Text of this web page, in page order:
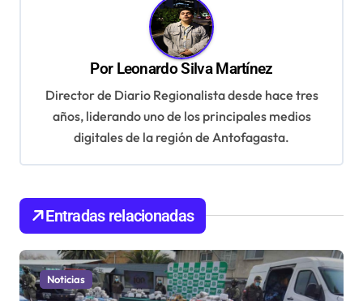
e
n
t
r
Por Leonardo Silva Martínez
Director de Diario Regionalista desde hace tres
años, liderando uno de los principales medios
digitales de la región de Antofagasta.
Entradas relacionadas
Noticias